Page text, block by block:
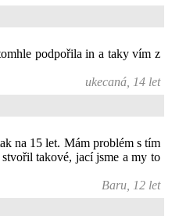
podpořila in a taky vím z
ukecaná, 14 let
na 15 let. Mám problém s tím
takové, jací jsme a my to
Baru, 12 let